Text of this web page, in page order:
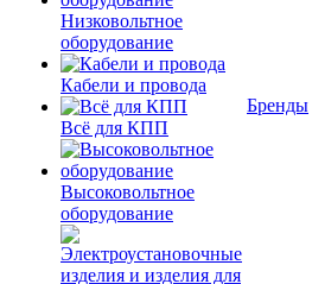
Низковольтное
оборудование
Кабели и провода
Всё для КПП
Высоковольтное
оборудование
Бренды